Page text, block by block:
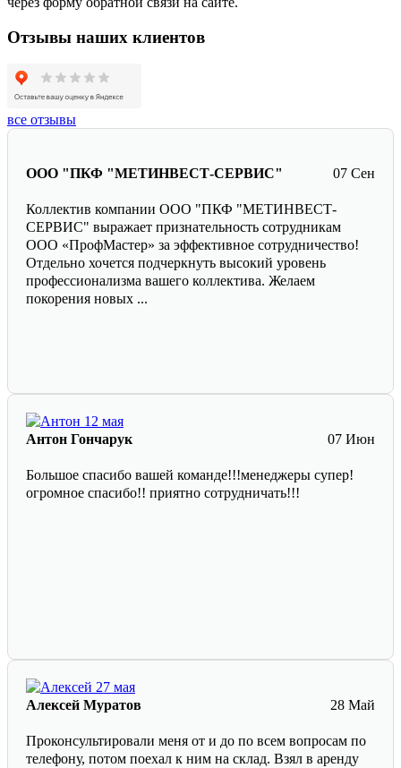
Отзывы наших клиентов
все отзывы
07 Сен
ООО "ПКФ "МЕТИНВЕСТ-СЕРВИС"
Коллектив компании ООО "ПКФ "МЕТИНВЕСТ-
СЕРВИС" выражает признательность сотрудникам
ООО «ПрофМастер» за эффективное сотрудничество!
Отдельно хочется подчеркнуть высокий уровень
профессионализма вашего коллектива. Желаем
покорения новых ...
07 Июн
Антон Гончарук
Большое спасибо вашей команде!!!менеджеры супер!
огромное спасибо!! приятно сотрудничать!!!
28 Май
Алексей Муратов
Проконсультировали меня от и до по всем вопросам по
телефону, потом поехал к ним на склад. Взял в аренду